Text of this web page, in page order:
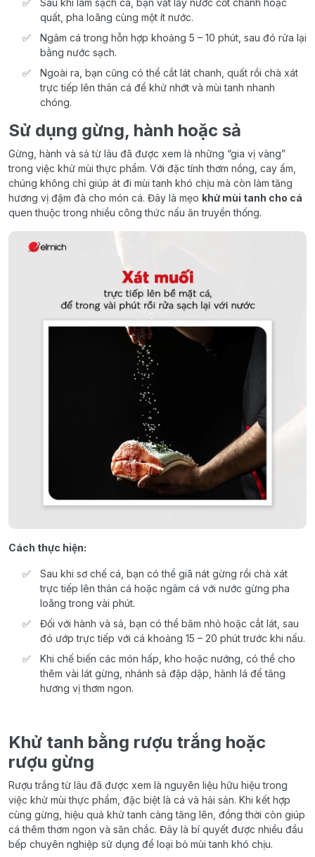
quất, pha loãng cùng một ít nước.
Ngâm cá trong hỗn hợp khoảng 5 – 10 phút, sau đó rửa lại
bằng nước sạch.
Ngoài ra, bạn cũng có thể cắt lát chanh, quất rồi chà xát
trực tiếp lên thân cá để khử nhớt và mùi tanh nhanh
chóng.
Sử dụng gừng, hành hoặc sả
Gừng, hành và sả từ lâu đã được xem là những “gia vị vàng”
trong việc khử mùi thực phẩm. Với đặc tính thơm nồng, cay ấm,
chúng không chỉ giúp át đi mùi tanh khó chịu mà còn làm tăng
hương vị đậm đà cho món cá. Đây là mẹo khử mùi tanh cho cá
quen thuộc trong nhiều công thức nấu ăn truyền thống.
Cách thực hiện:
Sau khi sơ chế cá, bạn có thể giã nát gừng rồi chà xát
trực tiếp lên thân cá hoặc ngâm cá với nước gừng pha
loãng trong vài phút.
Đối với hành và sả, bạn có thể băm nhỏ hoặc cắt lát, sau
đó ướp trực tiếp với cá khoảng 15 – 20 phút trước khi nấu.
Khi chế biến các món hấp, kho hoặc nướng, có thể cho
thêm vài lát gừng, nhánh sả đập dập, hành lá để tăng
hương vị thơm ngon.
Khử tanh bằng rượu trắng hoặc
rượu gừng
Rượu trắng từ lâu đã được xem là nguyên liệu hữu hiệu trong
việc khử mùi thực phẩm, đặc biệt là cá và hải sản. Khi kết hợp
cùng gừng, hiệu quả khử tanh càng tăng lên, đồng thời còn giúp
cá thêm thơm ngon và săn chắc. Đây là bí quyết được nhiều đầu
bếp chuyên nghiệp sử dụng để loại bỏ mùi tanh khó chịu.